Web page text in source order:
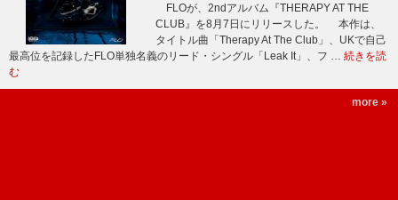
FLOが、2ndアルバム『THERAPY AT THE
CLUB』を8月7日にリリースした。 本作は、
タイトル曲「Therapy At The Club」、UKで自己
最高位を記録したFLO単独名義のリード・シングル「Leak It」、フ … 続きを読
む
more »